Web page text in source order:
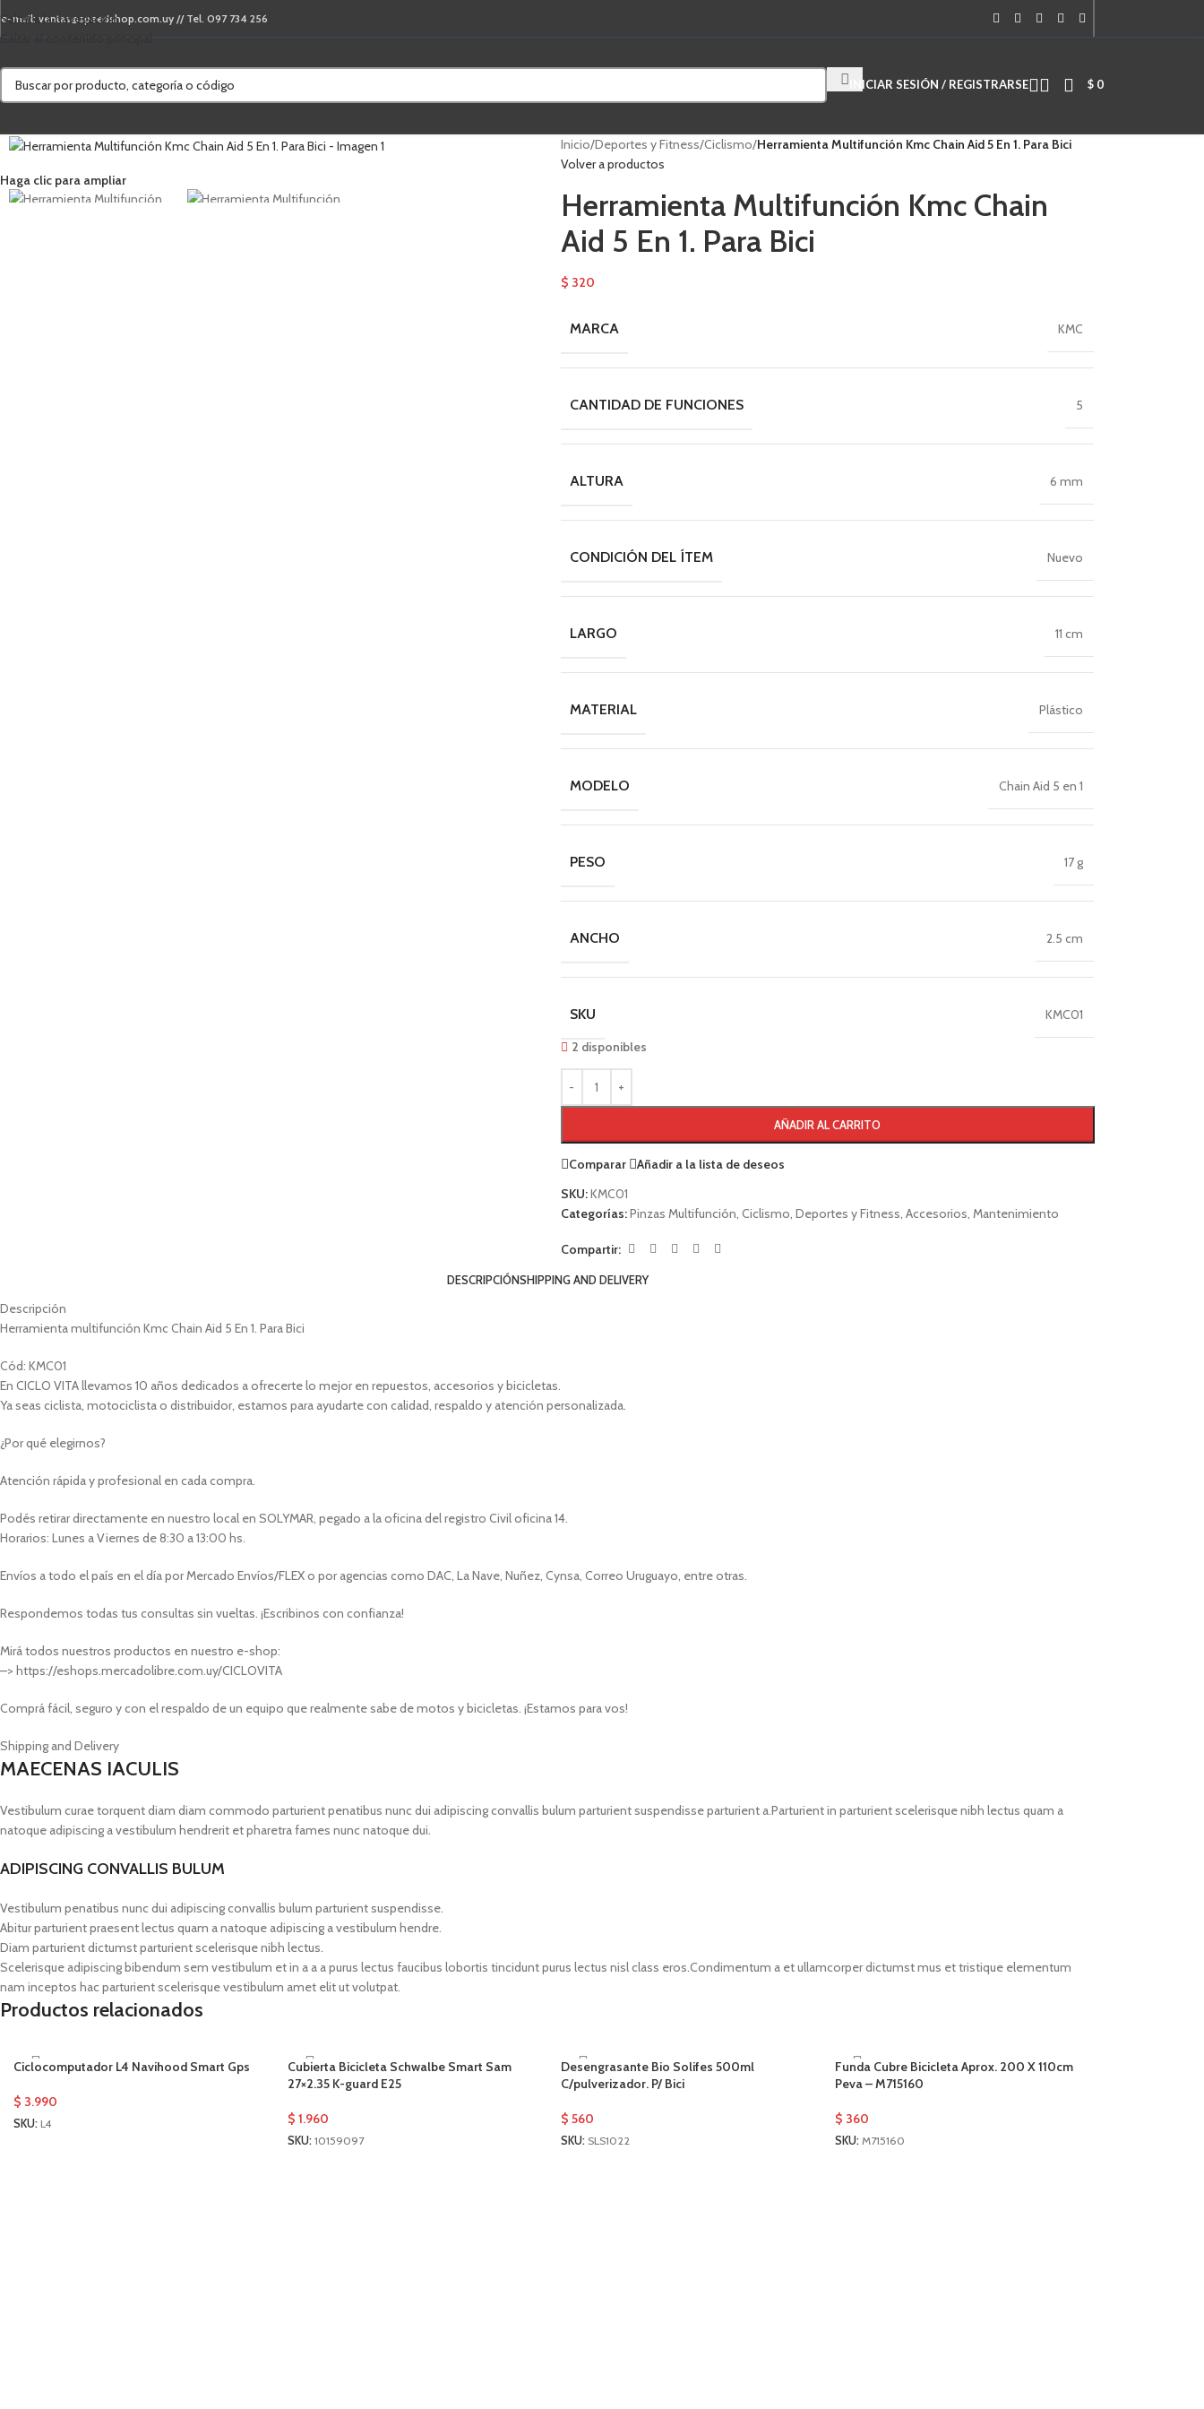
Saltar a la navegación
Saltar al contenido principal
e-mail: ventas@speedshop.com.uy // Tel. 097 734 256
Cuando hay resultados autocompletados, puedes utilizar las
INICIAR SESIÓN / REGISTRARSE $ 0
Haga clic para ampliar
Inicio/Deportes y Fitness/Ciclismo/Herramienta Multifunción Kmc Chain Aid 5 En 1. Para Bici
Volver a productos
Herramienta Multifunción Kmc Chain
Aid 5 En 1. Para Bici
$ 320
MARCA KMC
CANTIDAD DE FUNCIONES 5
ALTURA 6 mm
CONDICIÓN DEL ÍTEM Nuevo
LARGO 11 cm
MATERIAL Plástico
MODELO Chain Aid 5 en 1
PESO 17 g
ANCHO 2.5 cm
SKU
KMC01
2 disponibles
AÑADIR AL CARRITO
Comparar
Añadir a la lista de deseos
SKU:KMC01
Categorías:Pinzas Multifunción, Ciclismo, Deportes y Fitness, Accesorios, Mantenimiento
Compartir:
DESCRIPCIÓNSHIPPING AND DELIVERY
Descripción
Herramienta multifunción Kmc Chain Aid 5 En 1. Para Bici
Cód: KMC01
En CICLO VITA llevamos 10 años dedicados a ofrecerte lo mejor en repuestos, accesorios y bicicletas.
Ya seas ciclista, motociclista o distribuidor, estamos para ayudarte con calidad, respaldo y atención personalizada.
¿Por qué elegirnos?
Atención rápida y profesional en cada compra.
Podés retirar directamente en nuestro local en SOLYMAR, pegado a la oficina del registro Civil oficina 14.
Horarios: Lunes a Viernes de 8:30 a 13:00 hs.
Envíos a todo el país en el día por Mercado Envíos/FLEX o por agencias como DAC, La Nave, Nuñez, Cynsa, Correo Uruguayo, entre otras.
Respondemos todas tus consultas sin vueltas. ¡Escribinos con confianza!
Mirá todos nuestros productos en nuestro e-shop:
–> https://eshops.mercadolibre.com.uy/CICLOVITA
Comprá fácil, seguro y con el respaldo de un equipo que realmente sabe de motos y bicicletas. ¡Estamos para vos!
Shipping and Delivery
MAECENAS IACULIS
Vestibulum curae torquent diam diam commodo parturient penatibus nunc dui adipiscing convallis bulum parturient suspendisse parturient a.Parturient in parturient scelerisque nibh lectus quam a
natoque adipiscing a vestibulum hendrerit et pharetra fames nunc natoque dui.
ADIPISCING CONVALLIS BULUM
Vestibulum penatibus nunc dui adipiscing convallis bulum parturient suspendisse.
Abitur parturient praesent lectus quam a natoque adipiscing a vestibulum hendre.
Diam parturient dictumst parturient scelerisque nibh lectus.
Scelerisque adipiscing bibendum sem vestibulum et in a a a purus lectus faucibus lobortis tincidunt purus lectus nisl class eros.Condimentum a et ullamcorper dictumst mus et tristique elementum
nam inceptos hac parturient scelerisque vestibulum amet elit ut volutpat.
Productos relacionados
Ciclocomputador L4 Navihood Smart Gps
$ 3.990
SKU: L4
Cubierta Bicicleta Schwalbe Smart Sam
27×2.35 K-guard E25
$ 1.960
SKU: 10159097
Desengrasante Bio Solifes 500ml
C/pulverizador. P/ Bici
$ 560
SKU: SLS1022
Funda Cubre Bicicleta Aprox. 200 X 110cm
Peva – M715160
$ 360
SKU: M715160